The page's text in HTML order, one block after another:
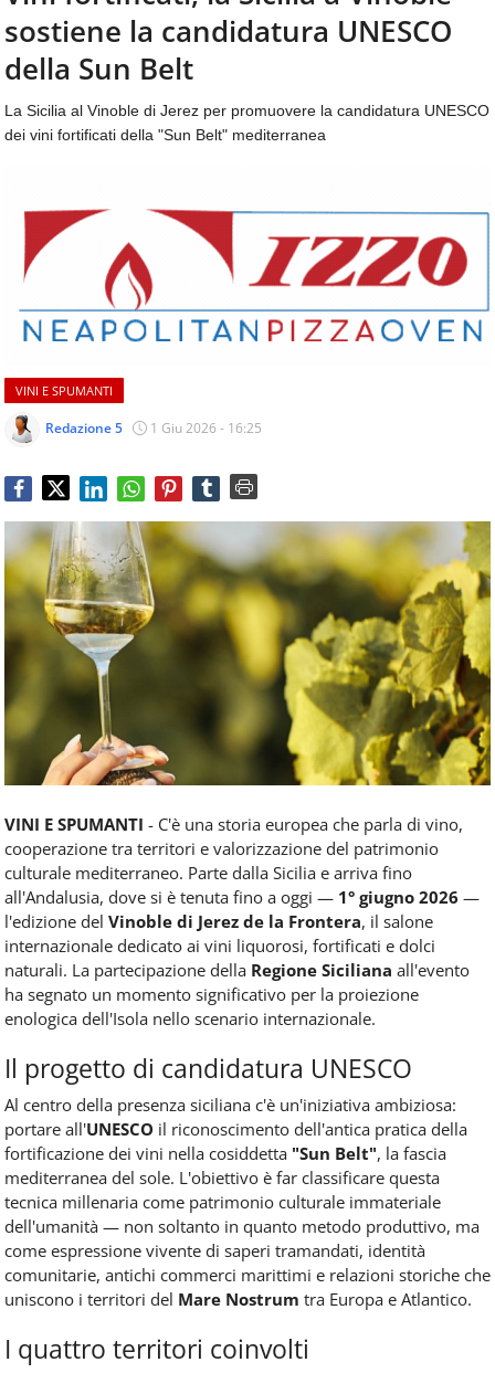
aggiornamenti
quotidiani
su
temi
come
ospitalità,
beverage,
catering
e
quotidiani
sul
dell'alimentazione,
dei
consumi
del
Food
Service
e
tutte
le
novità
del
comparto
Horeca.
CONTATTI
sostiene la candidatura UNESCO
della Sun Belt
La Sicilia al Vinoble di Jerez per promuovere la candidatura UNESCO
dei vini fortificati della "Sun Belt" mediterranea
VINI E SPUMANTI
Redazione 5 1 Giu 2026 - 16:25
VINI E SPUMANTI - C'è una storia europea che parla di vino,
cooperazione tra territori e valorizzazione del patrimonio
culturale mediterraneo. Parte dalla Sicilia e arriva fino
all'Andalusia, dove si è tenuta fino a oggi — 1° giugno 2026 —
l'edizione del Vinoble di Jerez de la Frontera, il salone
internazionale dedicato ai vini liquorosi, fortificati e dolci
naturali. La partecipazione della Regione Siciliana all'evento
ha segnato un momento significativo per la proiezione
enologica dell'Isola nello scenario internazionale.
Il progetto di candidatura UNESCO
Al centro della presenza siciliana c'è un'iniziativa ambiziosa:
portare all'UNESCO il riconoscimento dell'antica pratica della
fortificazione dei vini nella cosiddetta "Sun Belt", la fascia
mediterranea del sole. L'obiettivo è far classificare questa
tecnica millenaria come patrimonio culturale immateriale
dell'umanità — non soltanto in quanto metodo produttivo, ma
come espressione vivente di saperi tramandati, identità
comunitarie, antichi commerci marittimi e relazioni storiche che
uniscono i territori del Mare Nostrum tra Europa e Atlantico.
I quattro territori coinvolti